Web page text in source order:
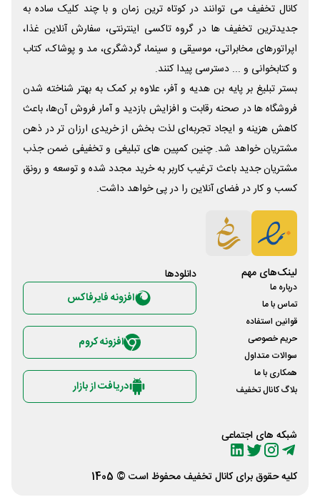
کانال تخفیف می توانند در کوتاه ترین زمان و با چند کلیک ساده به
جدیدترین تخفیف ها در گروه تاکسی اینترنتی، سفارش آنلاین غذا،
اپراتورهای مخابراتی، موسیقی و سینما، گردشگری، مد و پوشاک، کتاب
و کتابخوانی و ... دسترسی پیدا کنند.
بستر تبلیغ بر پایه بن هدیه و آفر، علاوه بر کمک به بهتر شناخته شدن
فروشگاه ها در صحنه رقابت و افزایش بازدید و آمار فروش آن‌ها، باعث
کاهش هزینه و ایجاد تجربه‌ای لذت بخش از خریدی ارزان تر در ذهن
مشتریان خواهد شد. چنین کمپین های تبلیغی و تخفیفی ضمن جذب
مشتریان جدید باعث ترغیب کاربر به خرید مجدد شده و توسعه و رونق
کسب و کار در فضای آنلاین را در پی خواهد داشت.
لینک‌های مهم
درباره ما
تماس با ما
قوانین استفاده
حریم خصوصی
سوالات متداول
همکاری با ما
بلاگ کانال تخفیف
شبکه های اجتماعی
دانلود‌ها
افزونه فایرفاکس
افزونه کروم
دریافت از بازار
کلیه حقوق برای کانال تخفیفمحفوظ است © 1405